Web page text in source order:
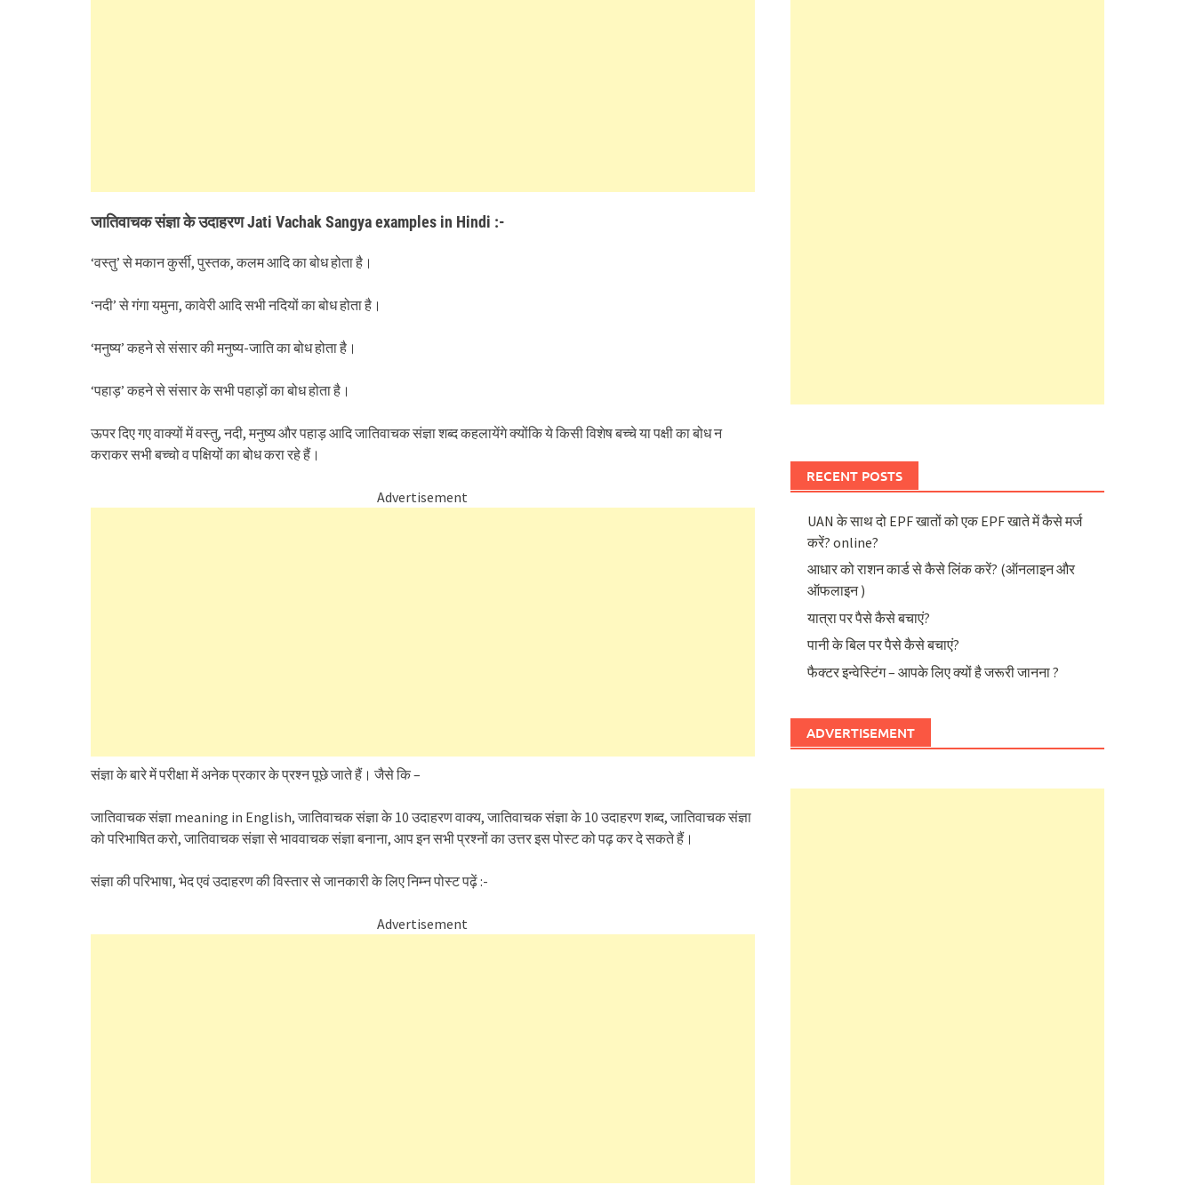
जातिवाचक संज्ञा के उदाहरण Jati Vachak Sangya examples in Hindi :-
‘वस्तु’ से मकान कुर्सी, पुस्तक, कलम आदि का बोध होता है।
‘नदी’ से गंगा यमुना, कावेरी आदि सभी नदियों का बोध होता है।
‘मनुष्य’ कहने से संसार की मनुष्य-जाति का बोध होता है।
‘पहाड़’ कहने से संसार के सभी पहाड़ों का बोध होता है।
ऊपर दिए गए वाक्यों में वस्तु, नदी, मनुष्य और पहाड़ आदि जातिवाचक संज्ञा शब्द कहलायेंगे क्योंकि ये किसी विशेष बच्चे या पक्षी का बोध न
कराकर सभी बच्चो व पक्षियों का बोध करा रहे हैं।
Advertisement
संज्ञा के बारे में परीक्षा में अनेक प्रकार के प्रश्न पूछे जाते हैं। जैसे कि –
जातिवाचक संज्ञा meaning in English, जातिवाचक संज्ञा के 10 उदाहरण वाक्य, जातिवाचक संज्ञा के 10 उदाहरण शब्द, जातिवाचक संज्ञा
को परिभाषित करो, जातिवाचक संज्ञा से भाववाचक संज्ञा बनाना, आप इन सभी प्रश्नों का उत्तर इस पोस्ट को पढ़ कर दे सकते हैं।
संज्ञा की परिभाषा, भेद एवं उदाहरण की विस्तार से जानकारी के लिए निम्न पोस्ट पढ़ें :-
Advertisement
RECENT POSTS
UAN के साथ दो EPF खातों को एक EPF खाते में कैसे मर्ज
करें? online?
आधार को राशन कार्ड से कैसे लिंक करें? (ऑनलाइन और
ऑफलाइन )
यात्रा पर पैसे कैसे बचाएं?
पानी के बिल पर पैसे कैसे बचाएं?
फैक्टर इन्वेस्टिंग – आपके लिए क्यों है जरूरी जानना ?
ADVERTISEMENT